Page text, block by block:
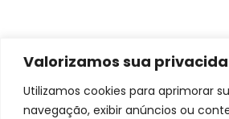
Valorizamos sua
Utilizamos cookies para aprimorar
navegação, exibir anúncios ou
PROCURANDO UM
PARA CONFIAR O